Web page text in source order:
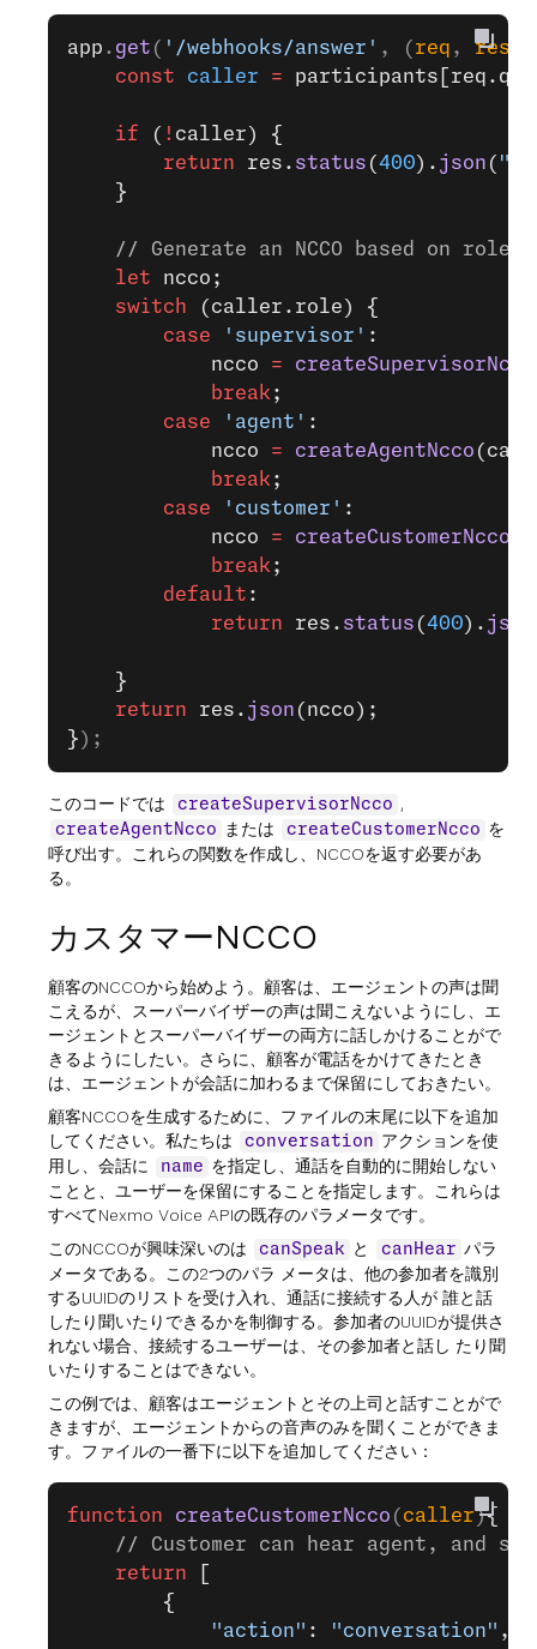
app . get ( '/webhooks/answer' , ( req , res
    const
caller =
    if
( ! caller) {
        return
res. status (400). json (
    }
    // Generate an NCCO based on role
    let
ncco;
    switch
(caller.role) {
        case
'supervisor' :
            ncco
= createSupervisorNcco
            break
;
        case
'agent' :
            ncco
= createAgentNcco
            break
;
        case
'customer' :
            ncco
= createCustomerNcco
            break
;
        default
:
            return
res. status (400). json
    }
    return
res. json (ncco);
} );
このコードでは createSupervisorNcco ,
createAgentNcco または createCustomerNcco を
呼び出す。これらの関数を作成し、NCCOを返す必要があ
る。
カスタマーNCCO
顧客のNCCOから始めよう。顧客は、エージェントの声は聞
こえるが、スーパーバイザーの声は聞こえないようにし、エ
ージェントとスーパーバイザーの両方に話しかけることがで
きるようにしたい。さらに、顧客が電話をかけてきたとき
は、エージェントが会話に加わるまで保留にしておきたい。
顧客NCCOを生成するために、ファイルの末尾に以下を追加
してください。私たちは
conversation アクションを使
用し、会話に
name を指定し、通話を自動的に開始しない
ことと、ユーザーを保留にすることを指定します。これらは
すべてNexmo Voice APIの既存のパラメータです。
このNCCOが興味深いのは
canSpeak と canHear パラ
メータである。この2つのパラ メータは、他の参加者を識別
するUUIDのリストを受け入れ、通話に接続する人が 誰と話
したり聞いたりできるかを制御する。参加者のUUIDが提供さ
れない場合、接続するユーザーは、その参加者と話し たり聞
いたりすることはできない。
この例では、顧客はエージェントとその上司と話すことがで
きますが、エージェントからの音声のみを聞くことができま
す。ファイルの一番下に以下を追加してください：
function createCustomerNcco ( caller){
// Customer can hear agent, and
    return
        {
            "action"
: "conversation" ,